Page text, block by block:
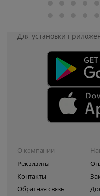
Для установки
О компании
Реквизиты
Контакты
Обратная связь